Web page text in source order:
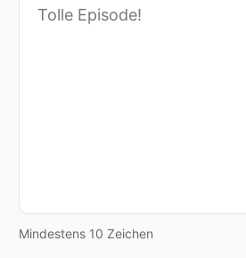
Mindestens 10 Zeichen